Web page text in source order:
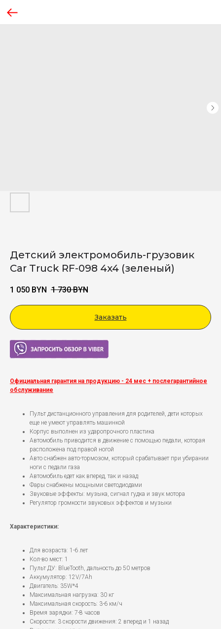
Детский электромобиль-грузовик
Car Truck RF-098 4x4 (зеленый)
1 050 BYN 1 730 BYN
Заказать
Viber
Официальная гарантия на продукцию - 24 мес + послегарантийное
обслуживание
Пульт дистанционного управления для родителей, дети которых
еще не умеют управлять машинкой
Корпус выполнен из ударопрочного пластика
Автомобиль приводится в движение с помощью педали, которая
расположена под правой ногой
Авто снабжен авто-тормозом, который срабатывает при убирании
ноги с педали газа
Автомобиль едет как вперед, так и назад
Фары снабжены мощными светодиодами
Звуковые эффекты: музыка, сигнал гудка и звук мотора
Регулятор громкости звуковых эффектов и музыки
Характеристики:
Для возраста: 1-6 лет
Кол-во мест: 1
Пульт ДУ: BlueTooth, дальность до 50 метров
Аккумулятор: 12V/7Ah
Двигатель: 35W*4
Максимальная нагрузка: 30 кг
Максимальная скорость: 3-6 км/ч
Время зарядки: 7-8 часов
Скорости: 3 скорости движения: 2 вперед и 1 назад